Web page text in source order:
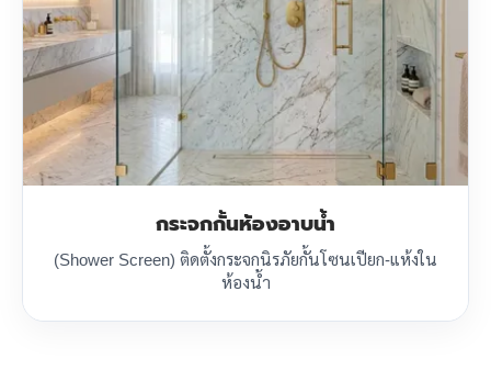
กระจกกั้นห้องอาบน้ำ
(Shower Screen) ติดตั้งกระจกนิรภัยกั้นโซนเปียก-แห้งใน
ห้องน้ำ